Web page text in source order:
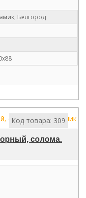
Белгород
Код товара: 309
солома.